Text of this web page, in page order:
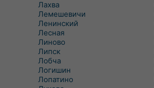
Лахва
Лемешевичи
Ленинский
Лесная
Линово
Липск
Лобча
Логишин
Лопатино